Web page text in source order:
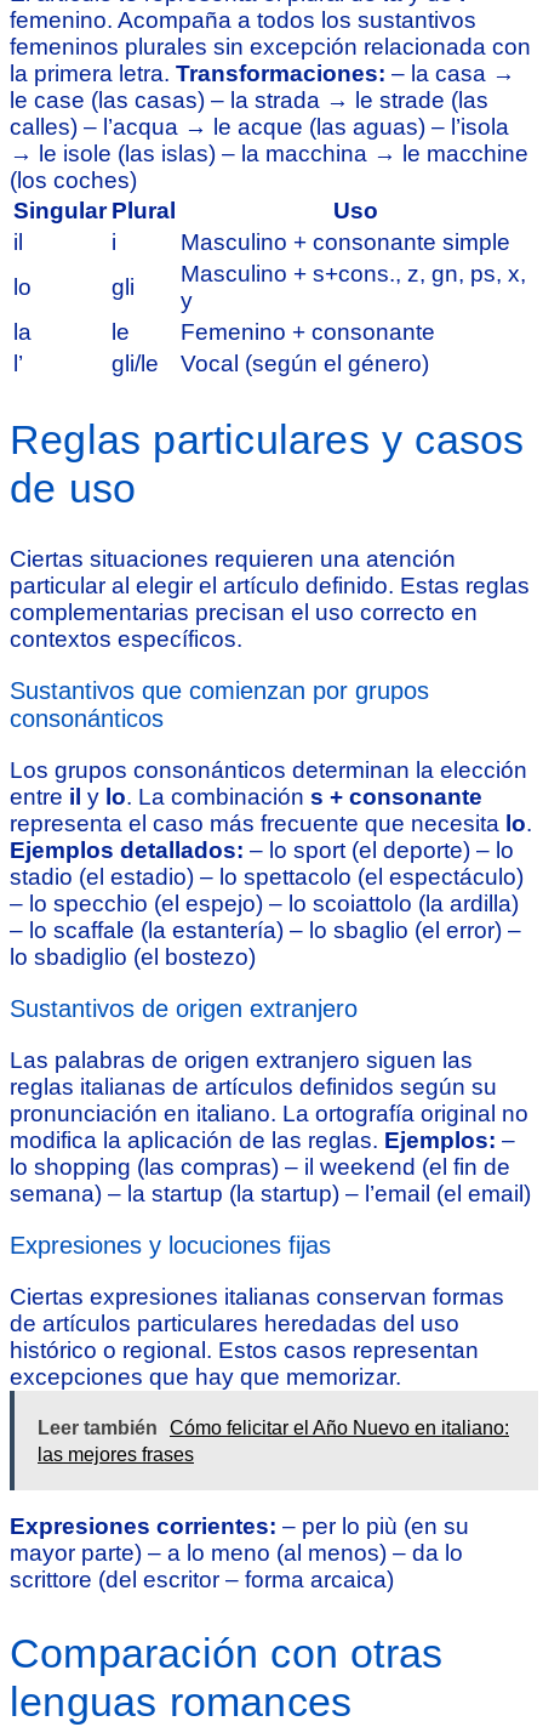
femenino. Acompaña a todos los sustantivos
femeninos plurales sin excepción relacionada con
la primera letra. Transformaciones: – la casa →
le case (las casas) – la strada → le strade (las
calles) – l’acqua → le acque (las aguas) – l’isola
→ le isole (las islas) – la macchina → le macchine
(los coches)
Singular Plural
Uso
il
i
Masculino + consonante simple
lo
gli
Masculino + s+cons., z, gn, ps, x,
y
la
le
Femenino + consonante
l’
gli/le Vocal (según el género)
Reglas particulares y casos
de uso
Ciertas situaciones requieren una atención
particular al elegir el artículo definido. Estas reglas
complementarias precisan el uso correcto en
contextos específicos.
Sustantivos que comienzan por grupos
consonánticos
Los grupos consonánticos determinan la elección
entre il y lo. La combinación s + consonante
representa el caso más frecuente que necesita lo.
Ejemplos detallados: – lo sport (el deporte) – lo
stadio (el estadio) – lo spettacolo (el espectáculo)
– lo specchio (el espejo) – lo scoiattolo (la ardilla)
– lo scaffale (la estantería) – lo sbaglio (el error) –
lo sbadiglio (el bostezo)
Sustantivos de origen extranjero
Las palabras de origen extranjero siguen las
reglas italianas de artículos definidos según su
pronunciación en italiano. La ortografía original no
modifica la aplicación de las reglas. Ejemplos: –
lo shopping (las compras) – il weekend (el fin de
semana) – la startup (la startup) – l’email (el email)
Expresiones y locuciones fijas
Ciertas expresiones italianas conservan formas
de artículos particulares heredadas del uso
histórico o regional. Estos casos representan
excepciones que hay que memorizar.
Leer también
Cómo felicitar el Año Nuevo en italiano:
las mejores frases
Expresiones corrientes: – per lo più (en su
mayor parte) – a lo meno (al menos) – da lo
scrittore (del escritor – forma arcaica)
Comparación con otras
lenguas romances